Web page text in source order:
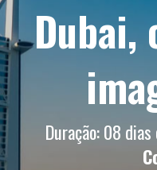
Dubai,
Duração: 08